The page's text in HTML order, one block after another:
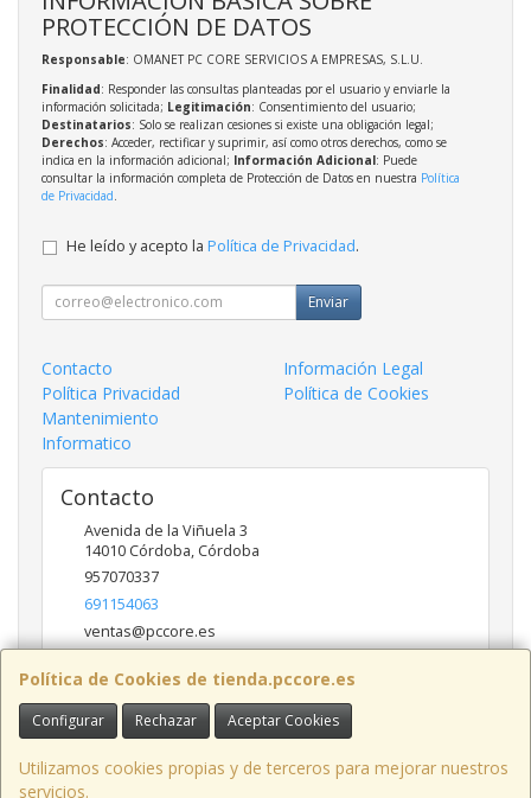
Política de Cookies de tienda.pccore.es
Configurar Rechazar Aceptar Cookies
Utilizamos cookies propias y de terceros para mejorar nuestros
servicios.
PROTECCIÓN DE DATOS
Responsable: OMANET PC CORE SERVICIOS A EMPRESAS, S.L.U.
Finalidad: Responder las consultas planteadas por el usuario y enviarle la
información solicitada; Legitimación: Consentimiento del usuario;
Destinatarios: Solo se realizan cesiones si existe una obligación legal;
Derechos: Acceder, rectificar y suprimir, así como otros derechos, como se
indica en la información adicional; Información Adicional: Puede
consultar la información completa de Protección de Datos en nuestra Política
de Privacidad
He leído y acepto la Política de Privacidad.
Enviar
Contacto
Información Legal
Política Privacidad
Política de Cookies
Mantenimiento
Informatico
Contacto
Avenida de la Viñuela 3
14010 Córdoba, Córdoba
957070337
691154063
ventas@pccore.es
Horario
10-13:30